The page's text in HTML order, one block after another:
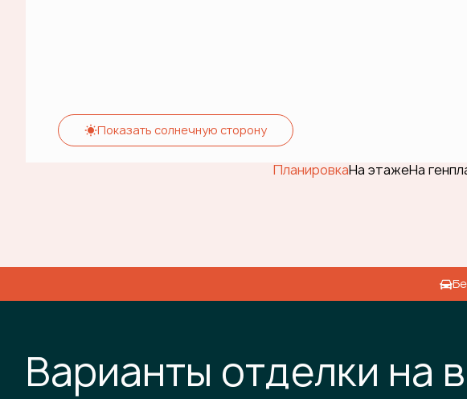
Показать солнечную сторону
ПланировкаНа этажеНа
Варианты отделки на